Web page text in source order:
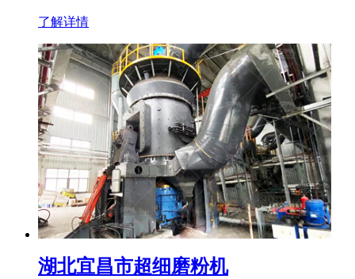
了解详情
湖北宜昌市超细磨粉机